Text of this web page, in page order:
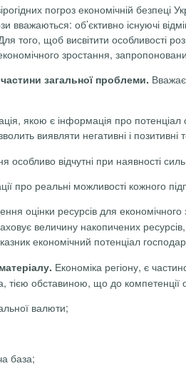
погроз економічній безпеці
вважаються: об’єктивно існуючі
того, щоб висвітити особливості
зростання,
загальної проблеми.
якою є інформація про
виявляти негативні і позитивні
особливо відчутні при наявності
про реальні можливості кожного
оцінки ресурсів для
величину накопичених
економічний потенціал
Економіка регіону, є
обставиною, що до компетенції
валюти;
база;